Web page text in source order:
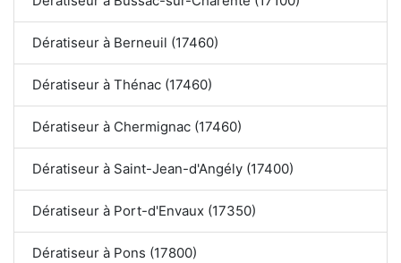
Dératiseur à Berneuil (17460)
Dératiseur à Thénac (17460)
Dératiseur à Chermignac (17460)
Dératiseur à Saint-Jean-d'Angély (17400)
Dératiseur à Port-d'Envaux (17350)
Dératiseur à Pons (17800)